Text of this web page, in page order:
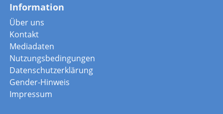
Information
Über uns
Kontakt
Mediadaten
Nutzungsbedingungen
Datenschutzerklärung
Gender-Hinweis
Impressum